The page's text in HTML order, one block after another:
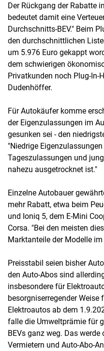
Der Rückgang der Rabatte
bedeutet damit eine
Durchschnitts-BEV." Beim
den durchschnittlichen
um 5.976 Euro gekappt
dem schwierigen
Privatkunden noch Plug-In-
Dudenhöffer.
Für Autokäufer komme
der Eigenzulassungen im
gesunken sei - den
"Niedrige
Tageszulassungen und
nahezu ausgetrocknet ist."
Einzelne Autobauer
mehr Rabatt, etwa beim
und Ioniq 5, dem E-Mini
Corsa. "Bei den meisten
Marktanteile der Modelle
Preisstabil seien bisher
den Auto-Abos sind
insbesondere für
besorgniserregender Weise
Elektroautos ab dem
falle die Umweltprämie für
BEVs ganz weg. Das
Vermietern und Auto-Abo-